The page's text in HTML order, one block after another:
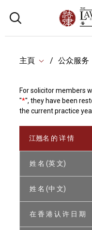
主頁 公众服务
For solicitor members
"*", they have been
the current practice
江翘名 的 详 情
姓 名 (英 文)
姓 名 (中 文)
在 香 港 认 许 日 期